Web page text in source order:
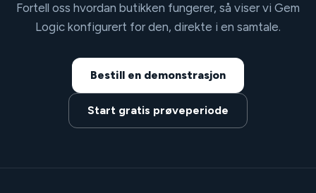
Fortell oss hvordan butikken fungerer, så viser vi Gem
Logic konfigurert for den, direkte i en samtale.
Bestill en demonstrasjon
Start gratis prøveperiode